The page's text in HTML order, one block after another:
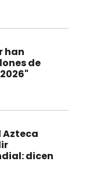
han
de
Azteca
dicen